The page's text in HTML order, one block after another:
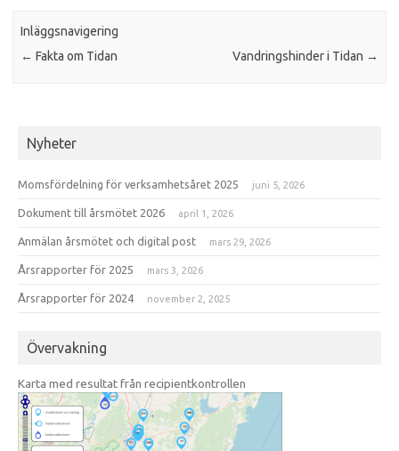
Inläggsnavigering
← Fakta om Tidan Vandringshinder i Tidan →
Nyheter
Momsfördelning för verksamhetsåret 2025 juni 5, 2026
Dokument till årsmötet 2026 april 1, 2026
Anmälan årsmötet och digital post mars 29, 2026
Årsrapporter för 2025 mars 3, 2026
Årsrapporter för 2024 november 2, 2025
Övervakning
Karta med resultat från recipientkontrollen